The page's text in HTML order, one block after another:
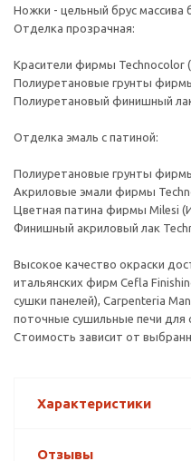
Ножки - цельный брус массива
Отделка прозрачная:
Красители фирмы Technocolor
Полиуретановые грунты
Полиуретановый финишный
Отделка эмаль с патиной:
Полиуретановые грунты
Акриловые эмали фирмы
Цветная патина фирмы Milesi
Финишный акриловый лак
Высокое качество окраски
итальянских фирм Cefla
сушки панелей), Carpenteria
поточные сушильные печи для
Стоимость зависит от
Характеристики
Отзывы